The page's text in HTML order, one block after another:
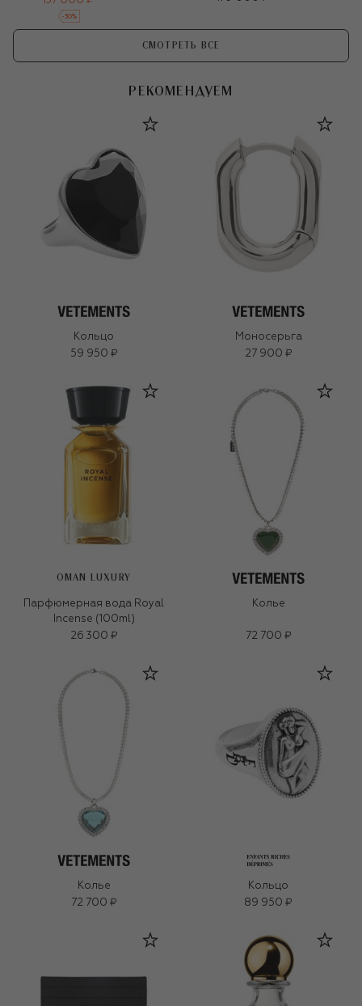
-30%
СМОТРЕТЬ ВСЕ
РЕКОМЕНДУЕМ
Кольцо
59 950 ₽
Моносерьга
27 900 ₽
OMAN LUXURY
Парфюмерная вода Royal
Incense (100ml)
26 300 ₽
Колье
72 700 ₽
Колье
72 700 ₽
Кольцо
89 950 ₽